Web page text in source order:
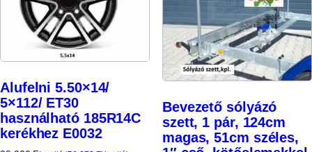
Alufelni 5.50×14/
5×112/ ET30
használható 185R14C
kerékhez E0032
Bevezető sólyázó
szett, 1 pár, 124cm
magas, 51cm széles,